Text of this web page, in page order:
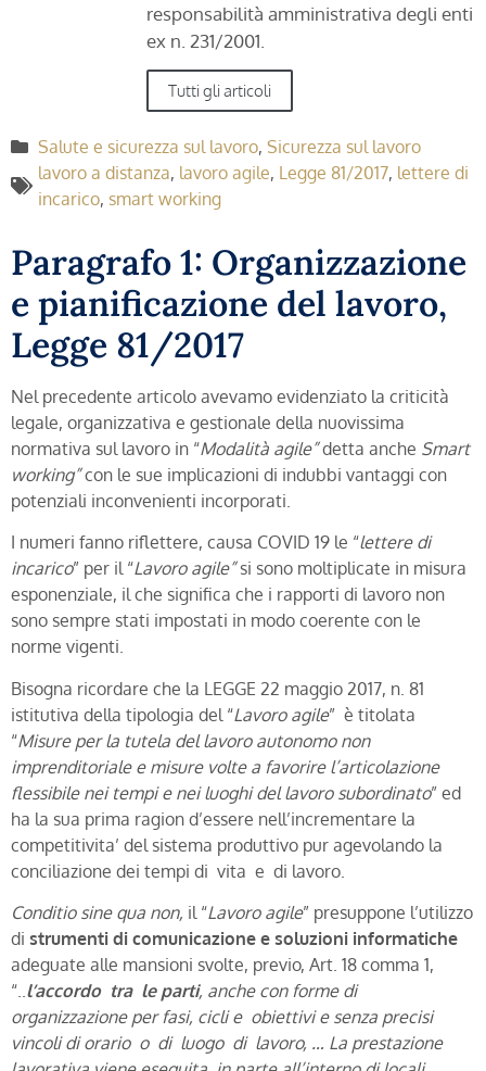
responsabilità amministrativa degli enti
ex n. 231/2001.
Tutti gli articoli
Salute e sicurezza sul lavoro, Sicurezza sul lavoro
lavoro a distanza, lavoro agile, Legge 81/2017, lettere di
incarico, smart working
Paragrafo 1: Organizzazione
e pianificazione del lavoro,
Legge 81/2017
Nel precedente articolo avevamo evidenziato la criticità
legale, organizzativa e gestionale della nuovissima
normativa sul lavoro in “Modalità agile”detta anche Smart
working”con le sue implicazioni di indubbi vantaggi con
potenziali inconvenienti incorporati.
I numeri fanno riflettere, causa COVID 19 le “lettere di
incarico” per il “Lavoro agile”si sono moltiplicate in misura
esponenziale, il che significa che i rapporti di lavoro non
sono sempre stati impostati in modo coerente con le
norme vigenti.
Bisogna ricordare che la LEGGE 22 maggio 2017, n. 81
istitutiva della tipologia del “Lavoro agile” è titolata
“Misure per la tutela del lavoro autonomo non
imprenditoriale e misure volte a favorire l’articolazione
flessibile nei tempi e nei luoghi del lavoro subordinato” ed
ha la sua prima ragion d’essere nell’incrementare la
competitivita’ del sistema produttivo pur agevolando la
conciliazione dei tempi di vita e di lavoro.
Conditio sine qua non, il “Lavoro agile” presuppone l’utilizzo
di strumenti di comunicazione e soluzioni informatiche
adeguate alle mansioni svolte, previo, Art. 18 comma 1,
“.. l’accordo tra le parti, anche con forme di
organizzazione per fasi, cicli e obiettivi e senza precisi
vincoli di orario o di luogo di lavoro, … La prestazione